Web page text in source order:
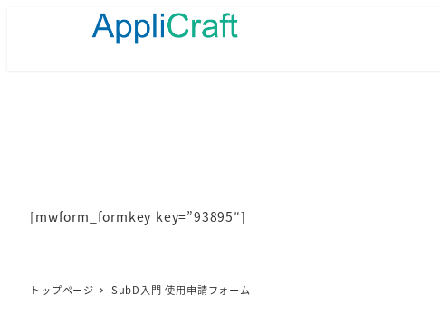
[mwform_formkey key=”93895″]
トップページ SubD入門 使用申請フォーム